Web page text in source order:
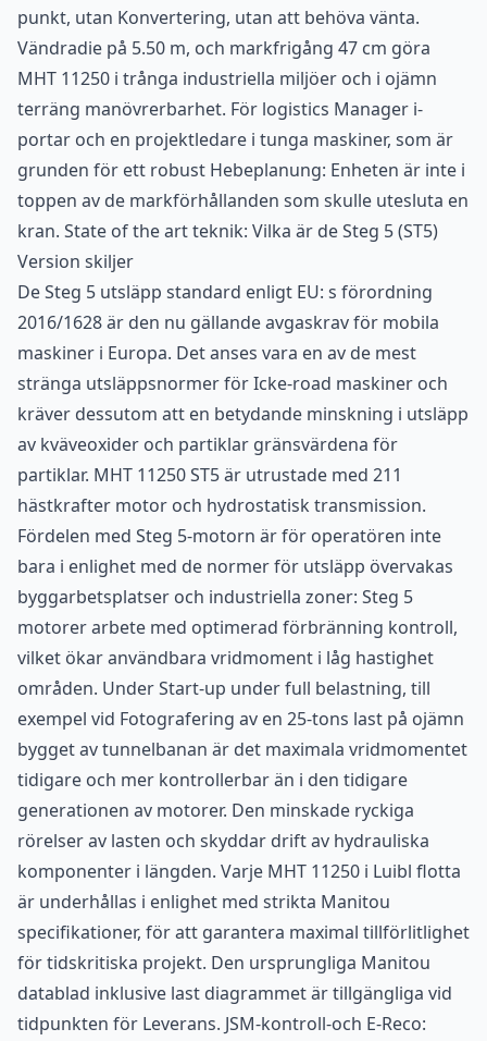
punkt, utan Konvertering, utan att behöva vänta.
Vändradie på 5.50 m, och markfrigång 47 cm göra
MHT 11250 i trånga industriella miljöer och i ojämn
terräng manövrerbarhet. För logistics Manager i-
portar och en projektledare i tunga maskiner, som är
grunden för ett robust Hebeplanung: Enheten är inte i
toppen av de markförhållanden som skulle utesluta en
kran. State of the art teknik: Vilka är de Steg 5 (ST5)
Version skiljer
De Steg 5 utsläpp standard enligt EU: s förordning
2016/1628 är den nu gällande avgaskrav för mobila
maskiner i Europa. Det anses vara en av de mest
stränga utsläppsnormer för Icke-road maskiner och
kräver dessutom att en betydande minskning i utsläpp
av kväveoxider och partiklar gränsvärdena för
partiklar. MHT 11250 ST5 är utrustade med 211
hästkrafter motor och hydrostatisk transmission.
Fördelen med Steg 5-motorn är för operatören inte
bara i enlighet med de normer för utsläpp övervakas
byggarbetsplatser och industriella zoner: Steg 5
motorer arbete med optimerad förbränning kontroll,
vilket ökar användbara vridmoment i låg hastighet
områden. Under Start-up under full belastning, till
exempel vid Fotografering av en 25-tons last på ojämn
bygget av tunnelbanan är det maximala vridmomentet
tidigare och mer kontrollerbar än i den tidigare
generationen av motorer. Den minskade ryckiga
rörelser av lasten och skyddar drift av hydrauliska
komponenter i längden. Varje MHT 11250 i Luibl flotta
är underhållas i enlighet med strikta Manitou
specifikationer, för att garantera maximal tillförlitlighet
för tidskritiska projekt. Den ursprungliga Manitou
datablad inklusive last diagrammet är tillgängliga vid
tidpunkten för Leverans. JSM-kontroll-och E-Reco: